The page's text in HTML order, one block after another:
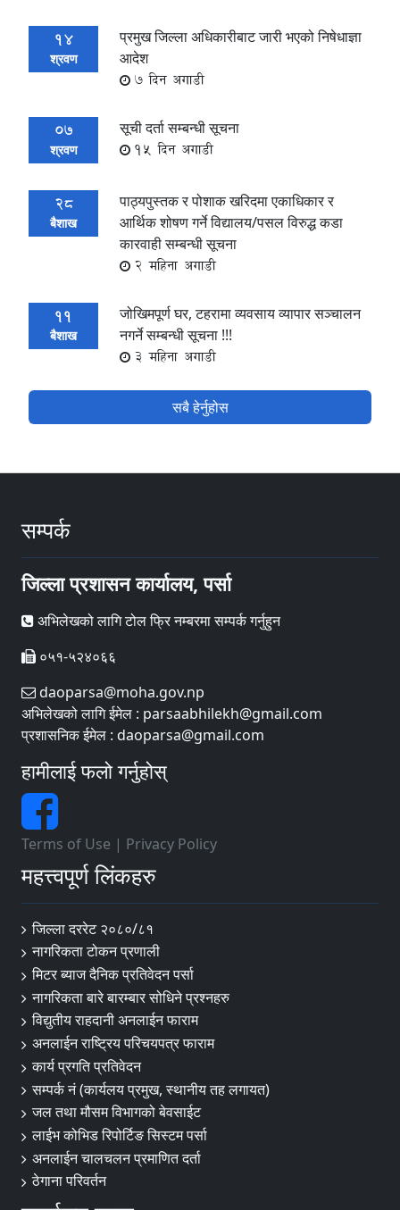
14
श्रवण
प्रमुख जिल्ला अधिकारीबाट जारी भएको निषेधाज्ञा
आदेश
7 दिन अगाडी
07
श्रवण
सूची दर्ता सम्बन्धी सूचना
15 दिन अगाडी
28
बैशाख
पाठ्यपुस्तक र पोशाक खरिदमा एकाधिकार र
आर्थिक शोषण गर्ने विद्यालय/पसल विरुद्ध कडा
कारवाही सम्बन्धी सूचना
2 महिना अगाडी
11
बैशाख
जोखिमपूर्ण घर, टहरामा व्यवसाय व्यापार सञ्चालन
नगर्ने सम्बन्धी सूचना !!!
3 महिना अगाडी
सबै हेर्नुहोस
सम्पर्क
जिल्ला प्रशासन कार्यालय, पर्सा
अभिलेखको लागि टोल फ्रि नम्बरमा सम्पर्क गर्नुहुन
०५१-५२४०६६
daoparsa@moha.gov.np
अभिलेखको लागि ईमेल : parsaabhilekh@gmail.com
प्रशासनिक ईमेल : daoparsa@gmail.com
हामीलाई फलो गर्नुहोस्
Terms of Use | Privacy Policy
महत्त्वपूर्ण लिंकहरु
जिल्ला दररेट २०८०/८१
नागरिकता टोकन प्रणाली
मिटर ब्याज दैनिक प्रतिवेदन पर्सा
नागरिकता बारे बारम्बार सोधिने प्रश्नहरु
विद्युतीय राहदानी अनलाईन फाराम
अनलाईन राष्ट्रिय परिचयपत्र फाराम
कार्य प्रगति प्रतिवेदन
सम्पर्क नं (कार्यलय प्रमुख, स्थानीय तह लगायत)
जल तथा मौसम विभागको बेवसाईट
लाईभ कोभिड रिपोर्टिङ सिस्टम पर्सा
अनलाईन चालचलन प्रमाणित दर्ता
ठेगाना परिवर्तन